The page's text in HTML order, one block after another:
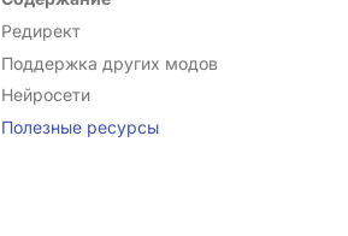
Редирект
Поддержка других модов
Нейросети
Полезные ресурсы